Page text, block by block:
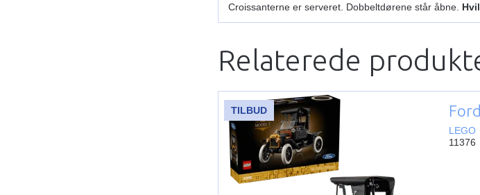
Croissanterne er serveret. Dobbeltdørene står åbne.
Relaterede
TILBUD
LEGO
11376